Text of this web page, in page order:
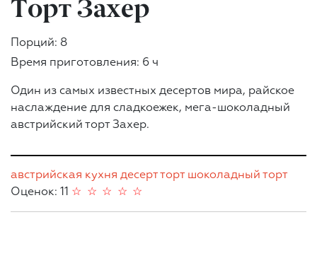
Торт Захер
Порций: 8
Время приготовления: 6 ч
Один из самых известных десертов мира, райское
наслаждение для сладкоежек, мега-шоколадный
австрийский торт Захер.
австрийская кухня десертторт шоколадный торт
Оценок: 11
☆
☆
☆
☆
☆